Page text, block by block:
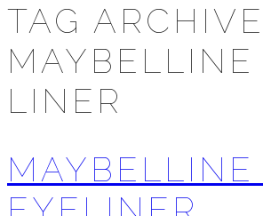
TAG
MAYBELLINE
LINER
MAYBELLINE